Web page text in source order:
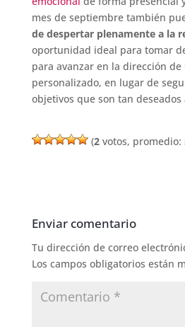
mes de septiembre también
de despertar plenamente a la
oportunidad ideal para tomar
para avanzar en la dirección
personalizado, en lugar de
objetivos que son tan
(2votos, promedio:
Enviar comentario
Tu dirección de correo
Los campos obligatorios están